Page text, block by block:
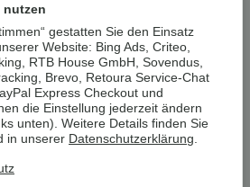
Baumwollanteil
B-Ware
4,99 €
3,89 €*
nur noch 1 verfügbar!
nutzen
gestatten Sie den Einsatz
Website: Bing Ads, Criteo,
RTB House GmbH, Sovendus,
Brevo, Retoura Service-Chat
Express Checkout und
die Einstellung jederzeit ändern
unten). Weitere Details finden Sie
in unserer Datenschutzerklärung